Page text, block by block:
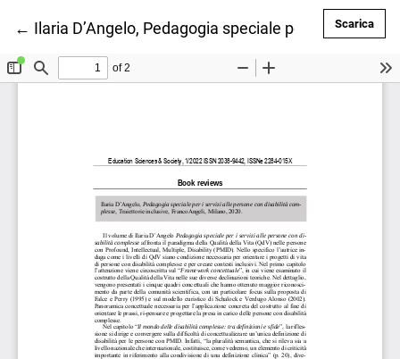
← Ritorna ai dettagli dell'articolo
Ilaria D’Angelo, Pedagogia speciale per i servizi
Scarica